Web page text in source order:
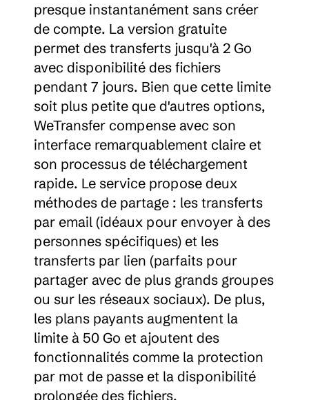
presque instantanément sans créer
de compte. La version gratuite
permet des transferts jusqu'à 2 Go
avec disponibilité des fichiers
pendant 7 jours. Bien que cette limite
soit plus petite que d'autres options,
WeTransfer compense avec son
interface remarquablement claire et
son processus de téléchargement
rapide. Le service propose deux
méthodes de partage : les transferts
par email (idéaux pour envoyer à des
personnes spécifiques) et les
transferts par lien (parfaits pour
partager avec de plus grands groupes
ou sur les réseaux sociaux). De plus,
les plans payants augmentent la
limite à 50 Go et ajoutent des
fonctionnalités comme la protection
par mot de passe et la disponibilité
prolongée des fichiers.